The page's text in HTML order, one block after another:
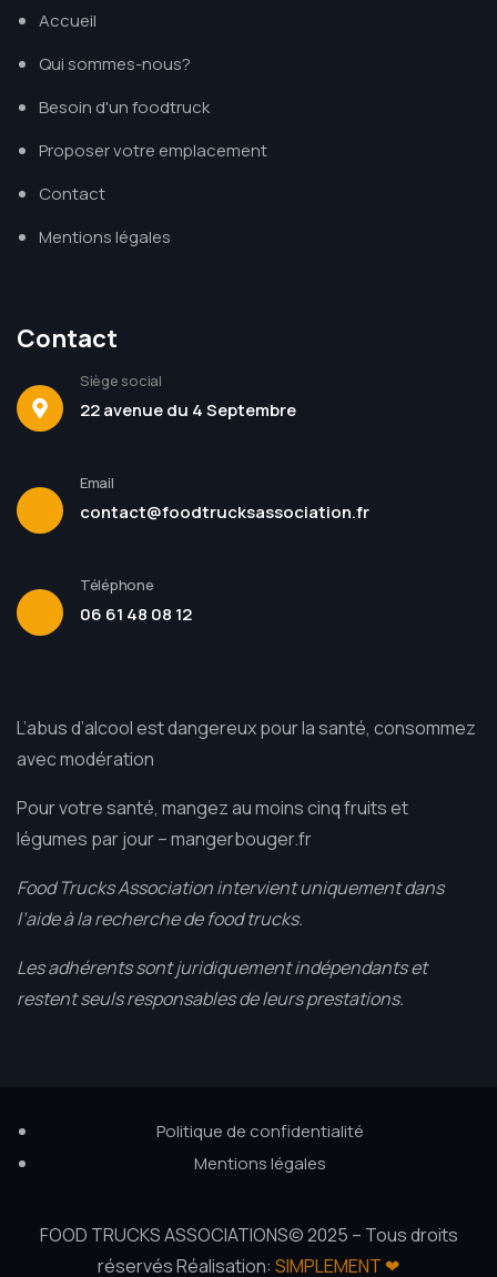
Accueil
Qui sommes-nous?
Besoin d'un foodtruck
Proposer votre emplacement
Contact
Mentions légales
Contact
Siège social
22 avenue du 4 Septembre
Email
contact@foodtrucksassociation.fr
Téléphone
06 61 48 08 12
L’abus d’alcool est dangereux pour la santé, consommez
avec modération
Pour votre santé, mangez au moins cinq fruits et
légumes par jour –mangerbouger.fr
Food Trucks Association intervient uniquement dans
l’aide à la recherche de food trucks.
Les adhérents sont juridiquement indépendants et
restent seuls responsables de leurs prestations.
Politique de confidentialité
Mentions légales
FOOD TRUCKS ASSOCIATIONS© 2025 – Tous droits
réservés Réalisation: SIMPLEMENT ❤